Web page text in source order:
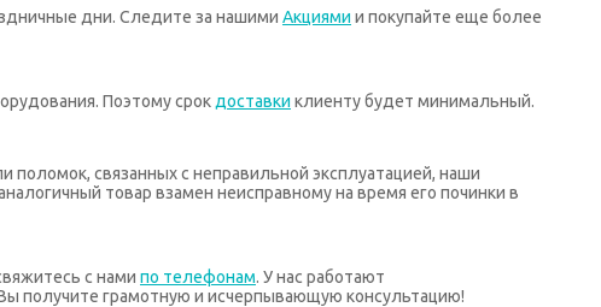
дни. Следите за нашими Акциями и покупайте еще более
Поэтому срок доставки клиенту будет минимальный.
поломок, связанных с неправильной эксплуатацией, наши
товар взамен неисправному на время его починки в
с нами по телефонам. У нас работают
получите грамотную и исчерпывающую консультацию!